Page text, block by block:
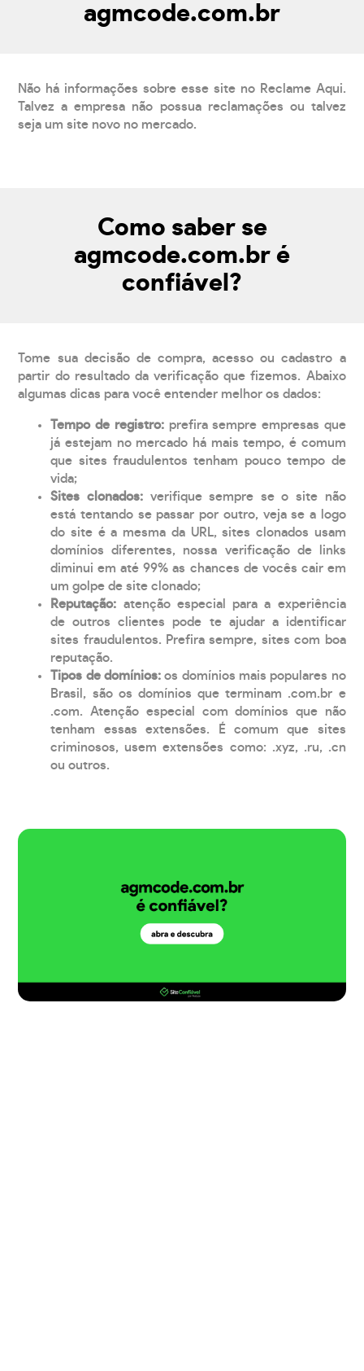
agmcode.com.br
Não há informações sobre esse site no Reclame Aqui.
Talvez a empresa não possua reclamações ou talvez
seja um site novo no mercado.
Como saber se
agmcode.com.br é
confiável?
Tome sua decisão de compra, acesso ou cadastro a
partir do resultado da verificação que fizemos. Abaixo
algumas dicas para você entender melhor os dados:
Tempo de registro: prefira sempre empresas que
já estejam no mercado há mais tempo, é comum
que sites fraudulentos tenham pouco tempo de
vida;
Sites clonados: verifique sempre se o site não
está tentando se passar por outro, veja se a logo
do site é a mesma da URL, sites clonados usam
domínios diferentes, nossa verificação de links
diminui em até 99% as chances de vocês cair em
um golpe de site clonado;
Reputação: atenção especial para a experiência
de outros clientes pode te ajudar a identificar
sites fraudulentos. Prefira sempre, sites com boa
reputação.
Tipos de domínios:os domínios mais populares no
Brasil, são os domínios que terminam .com.br e
.com. Atenção especial com domínios que não
tenham essas extensões. É comum que sites
criminosos, usem extensões como: .xyz, .ru, .cn
ou outros.